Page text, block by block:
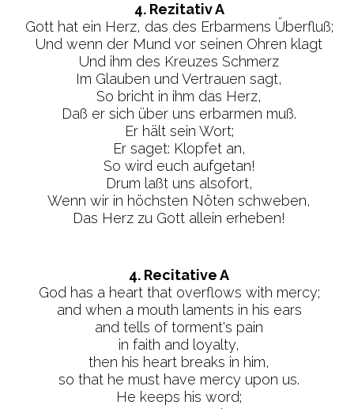
4. Rezitativ A
Gott hat ein Herz, das des Erbarmens Überfluß;
Und wenn der Mund vor seinen Ohren klagt
Und ihm des Kreuzes Schmerz
Im Glauben und Vertrauen sagt,
So bricht in ihm das Herz,
Daß er sich über uns erbarmen muß.
Er hält sein Wort;
Er saget: Klopfet an,
So wird euch aufgetan!
Drum laßt uns alsofort,
Wenn wir in höchsten Nöten schweben,
Das Herz zu Gott allein erheben!
4. Recitative A
God has a heart that overflows with mercy;
and when a mouth laments in his ears
and tells of torment's pain
in faith and loyalty,
then his heart breaks in him,
so that he must have mercy upon us.
He keeps his word;